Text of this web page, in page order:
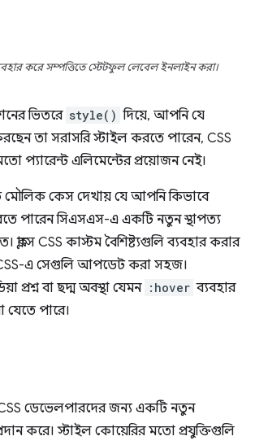
করে সম্পত্তিতে স্টেটফুল লেবেল ইনলাইন করা।
ভিতরে style() দিয়ে, আপনি যে
তা সরাসরি স্টাইল করতে পারেন, CSS
প্যারেন্ট এলিমেন্টের প্রয়োজন নেই।
কেস দেখায় যে আপনি কিভাবে
পারেন সিএসএস-এ একটি নতুন স্থাপত্য
ক্লাসে CSS কাস্টম বৈশিষ্ট্যগুলি ব্যবহার করার
এ সেগুলি আপডেট করা সহজ।
প্রশ্ন বা ছদ্ম অবস্থা যেমন :hover ব্যবহার
পারে।
ডেভেলপারদের জন্য একটি নতুন
করে। স্টাইল কোয়েরির মতো প্রযুক্তিগুলি